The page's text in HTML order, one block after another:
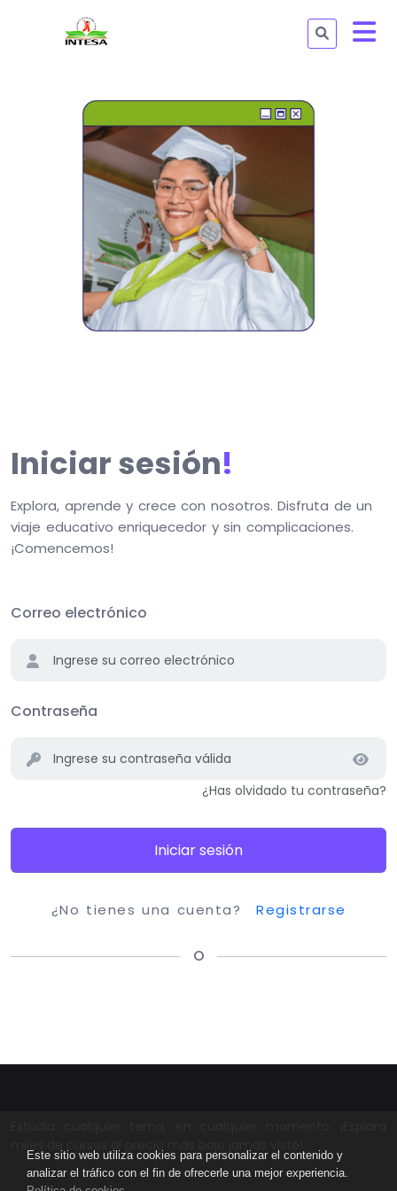
Este sitio web utiliza cookies para personalizar el contenido y
analizar el tráfico con el fin de ofrecerle una mejor experiencia.
Iniciar sesión!
Explora, aprende y crece con nosotros. Disfruta de un
viaje educativo enriquecedor y sin complicaciones.
¡Comencemos!
Correo electrónico
Contraseña
¿Has olvidado tu contraseña?
Iniciar sesión
¿No tienes una cuenta? Registrarse
O